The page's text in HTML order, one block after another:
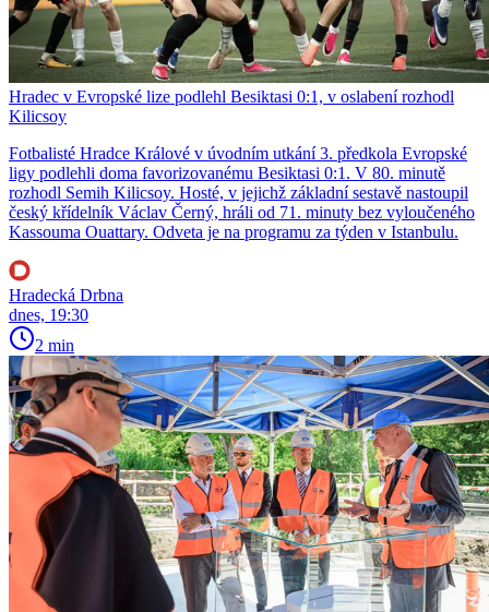
Hradec v Evropské lize podlehl Besiktasi 0:1, v oslabení rozhodl
Kilicsoy
Fotbalisté Hradce Králové v úvodním utkání 3. předkola Evropské
ligy podlehli doma favorizovanému Besiktasi 0:1. V 80. minutě
rozhodl Semih Kilicsoy. Hosté, v jejichž základní sestavě nastoupil
český křídelník Václav Černý, hráli od 71. minuty bez vyloučeného
Kassouma Ouattary. Odveta je na programu za týden v Istanbulu.
Hradecká Drbna
dnes, 19:30
2 min